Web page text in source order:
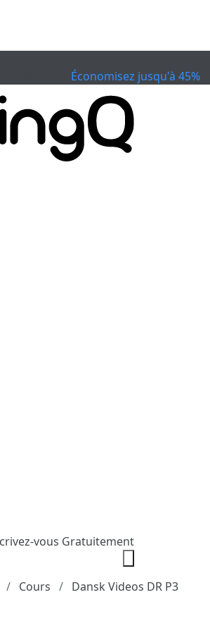
Économisez jusqu'à 45%
vous Gratuitement
Cours Dansk Videos DR P3